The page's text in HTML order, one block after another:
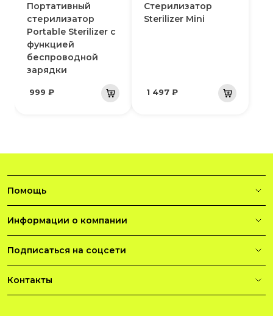
Портативный
стерилизатор
Portable Sterilizer с
функцией
беспроводной
зарядки
999 ₽
Стерилизатор
Sterilizer Mini
1 497 ₽
Помощь
Информации о компании
Подписаться на соцсети
Контакты